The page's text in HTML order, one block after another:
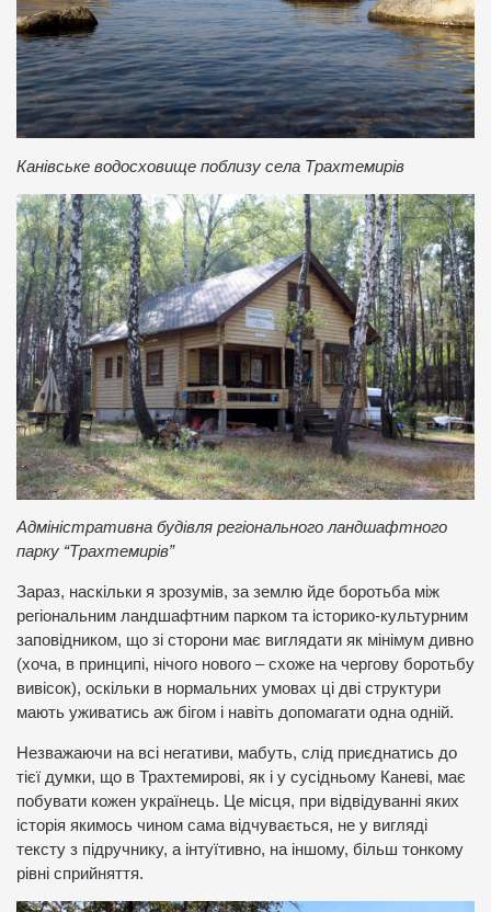
Канівське водосховище поблизу села Трахтемирів
Адміністративна будівля регіонального ландшафтного
парку “Трахтемирів”
Зараз, наскільки я зрозумів, за землю йде боротьба між
регіональним ландшафтним парком та історико-культурним
заповідником, що зі сторони має виглядати як мінімум дивно
(хоча, в принципі, нічого нового – схоже на чергову боротьбу
вивісок), оскільки в нормальних умовах ці дві структури
мають уживатись аж бігом і навіть допомагати одна одній.
Незважаючи на всі негативи, мабуть, слід приєднатись до
тієї думки, що в Трахтемирові, як і у сусідньому Каневі, має
побувати кожен українець. Це місця, при відвідуванні яких
історія якимось чином сама відчувається, не у вигляді
тексту з підручнику, а інтуїтивно, на іншому, більш тонкому
рівні сприйняття.